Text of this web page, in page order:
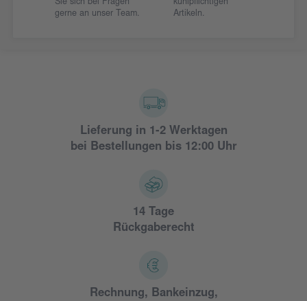
Sie sich bei Fragen
gerne an unser Team.
kühlpflichtigen
Artikeln.
Lieferung in 1-2 Werktagen
bei Bestellungen bis 12:00 Uhr
14 Tage
Rückgaberecht
Rechnung, Bankeinzug,